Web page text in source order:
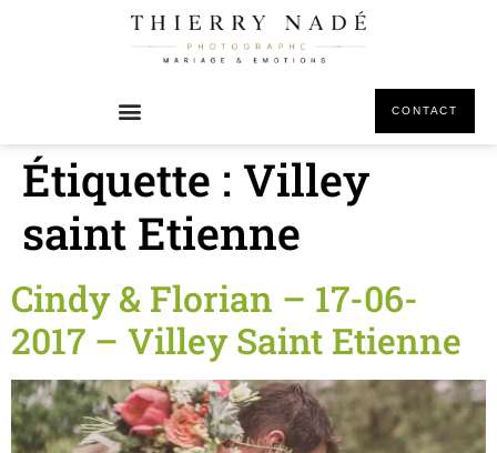
CONTACT
Étiquette : Villey
saint Etienne
Cindy & Florian – 17-06-
2017 – Villey Saint Etienne